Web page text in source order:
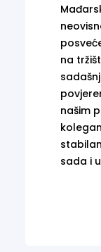
na
našim
sada i